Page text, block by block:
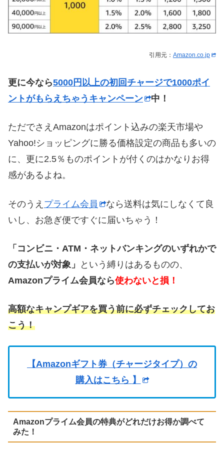
引用元： Amazon.co.jp
更に今なら5000円以上の初回チャージで1000ポイ
ントがもらえちゃうキャンペーン
中！
ただでさえAmazonはポイント込みの楽天市場や
Yahoo!ショッピングに勝る価格設定の商品も多いの
に、更に2.5％ものポイントが付くのはかなりお得
感があるよね。
そのうえ プライム会員
なら送料は気にしなくて良
いし、お急ぎ便ですぐに届いちゃう！
「コンビニ・ATM・ネットバンキングのいずれかで
の支払いが対象」
という縛りはあるものの、
Amazonプライム会員なら使わないと損！
高額なキャンプギアを買う前に必ずチェックしてお
こう！
【Amazonギフト券（チャージタイプ）の
購入はこちら 】
Amazonプライム会員の特典がどれだけお得か調べて
みた！